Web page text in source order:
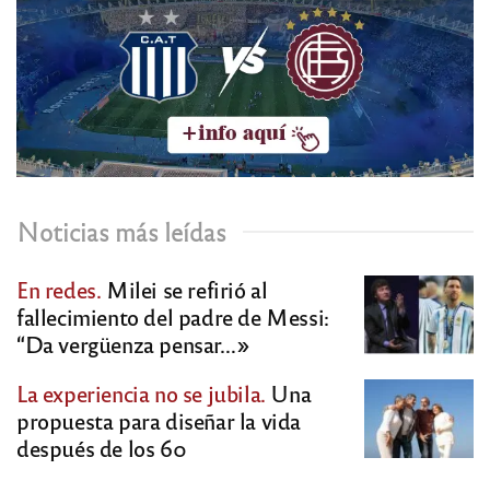
Noticias más leídas
En redes. Milei se refirió al
fallecimiento del padre de Messi:
“Da vergüenza pensar…»
La experiencia no se jubila. Una
propuesta para diseñar la vida
después de los 60